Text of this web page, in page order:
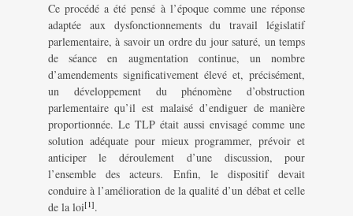
Ce procédé a été pensé à l’époque comme une réponse
adaptée aux dysfonctionnements du travail législatif
parlementaire, à savoir un ordre du jour saturé, un temps
de séance en augmentation continue, un nombre
d’amendements significativement élevé et, précisément,
un développement du phénomène d’obstruction
parlementaire qu’il est malaisé d’endiguer de manière
proportionnée. Le TLP était aussi envisagé comme une
solution adéquate pour mieux programmer, prévoir et
anticiper le déroulement d’une discussion, pour
l’ensemble des acteurs. Enfin, le dispositif devait
conduire à l’amélioration de la qualité d’un débat et celle
de la loi[1].